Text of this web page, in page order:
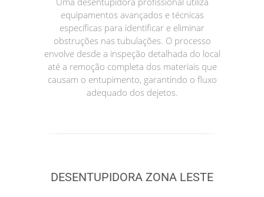
equipamentos avançados e técnicas
específicas para identificar e eliminar
obstruções nas tubulações. O processo
envolve desde a inspeção detalhada do local
até a remoção completa dos materiais que
causam o entupimento, garantindo o fluxo
adequado dos dejetos.
DESENTUPIDORA ZONA LESTE